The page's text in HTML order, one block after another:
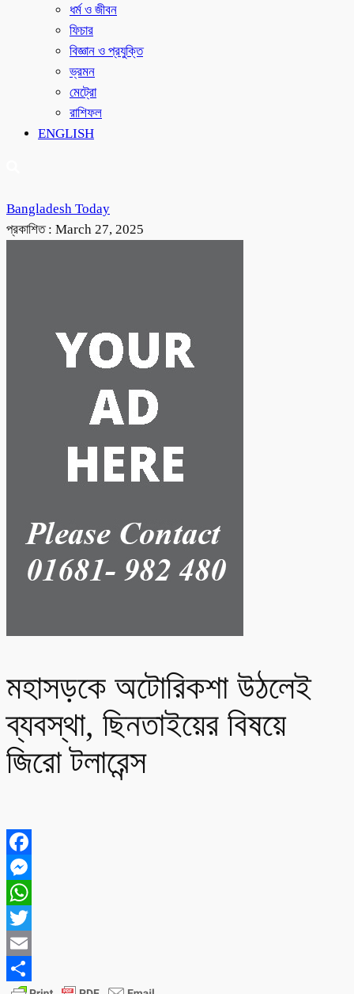
ধর্ম ও জীবন
ফিচার
বিজ্ঞান ও প্রযুক্তি
ভ্রমন
মেট্রো
রাশিফল
ENGLISH
Bangladesh Today
প্রকাশিত : March 27, 2025
মহাসড়কে অটোরিকশা উঠলেই
ব্যবস্থা, ছিনতাইয়ের বিষয়ে
জিরো টলারেন্স
Facebook
Messenger
WhatsApp
Twitter
Email